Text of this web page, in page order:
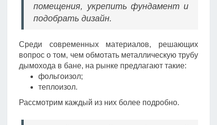
помещения, укрепить фундамент и
подобрать дизайн.
Среди современных материалов, решающих
вопрос о том, чем обмотать металлическую трубу
дымохода в бане, на рынке предлагают такие:
фольгоизол;
теплоизол.
Рассмотрим каждый из них более подробно.